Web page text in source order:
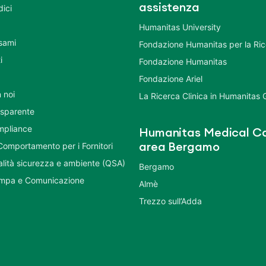
noi
per i Fornitori
sicurezza e ambiente (QSA)
e Comunicazione
assistenza
Humanitas University
Fondazione Humanitas per la
Fondazione Humanitas
Fondazione Ariel
La Ricerca Clinica in Humanitas
Humanitas Medical
area Bergamo
Bergamo
Almè
Trezzo sull’Adda